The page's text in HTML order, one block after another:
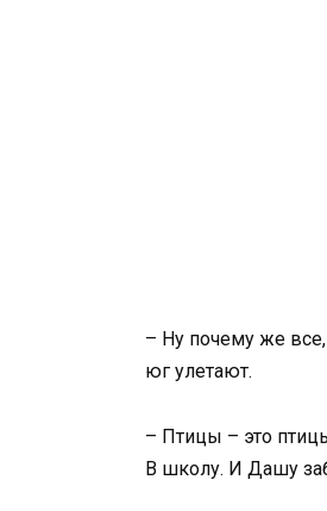
– Ну почему же все,
юг улетают.
– Птицы – это
В школу. И Дашу